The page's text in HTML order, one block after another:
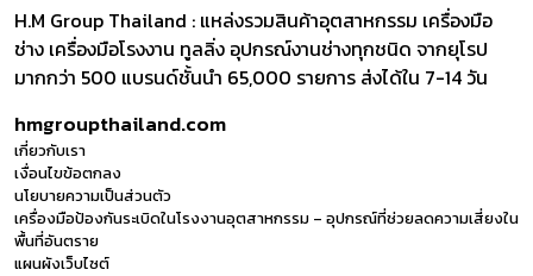
H.M Group Thailand : แหล่งรวมสินค้าอุตสาหกรรม เครื่องมือ
ช่าง เครื่องมือโรงงาน ทูลลิ่ง อุปกรณ์งานช่างทุกชนิด จากยุโรป
มากกว่า 500 แบรนด์ชั้นนำ 65,000 รายการ ส่งได้ใน 7-14 วัน
hmgroupthailand.com
เกี่ยวกับเรา
เงื่อนไขข้อตกลง
นโยบายความเป็นส่วนตัว
เครื่องมือป้องกันระเบิดในโรงงานอุตสาหกรรม – อุปกรณ์ที่ช่วยลดความเสี่ยงใน
พื้นที่อันตราย
แผนผังเว็บไซต์